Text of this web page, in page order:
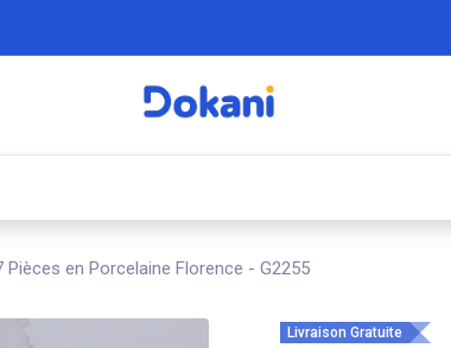
Pièces en Porcelaine Florence - G2255
Livraison Gratuite